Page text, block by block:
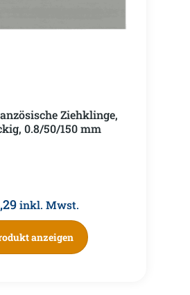
Ziehklinge,
0.8/50/150 mm
inkl. Mwst.
anzeigen